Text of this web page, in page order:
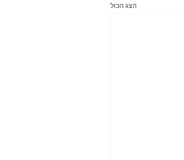
הצג הכול